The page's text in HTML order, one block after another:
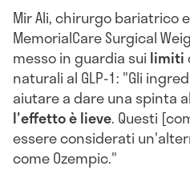
Mir Ali, chirurgo bariatrico
MemorialCare Surgical
messo in guardia sui limiti
naturali al GLP-1: "Gli
aiutare a dare una spinta
l'effetto èlieve. Questi
essere considerati
come Ozempic."